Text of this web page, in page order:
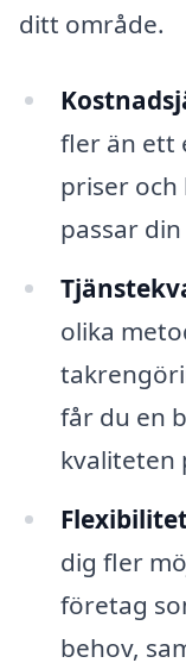
ditt område.
fler än ett
priser
passar
olika
får du en
kvaliteten
dig fler
företag
behov,